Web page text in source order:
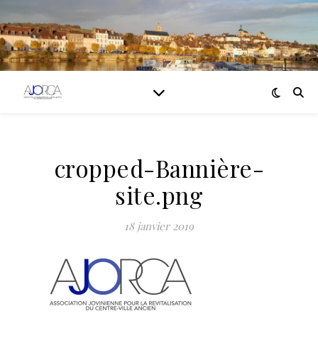
cropped-Bannière-
site.png
18 janvier 2019